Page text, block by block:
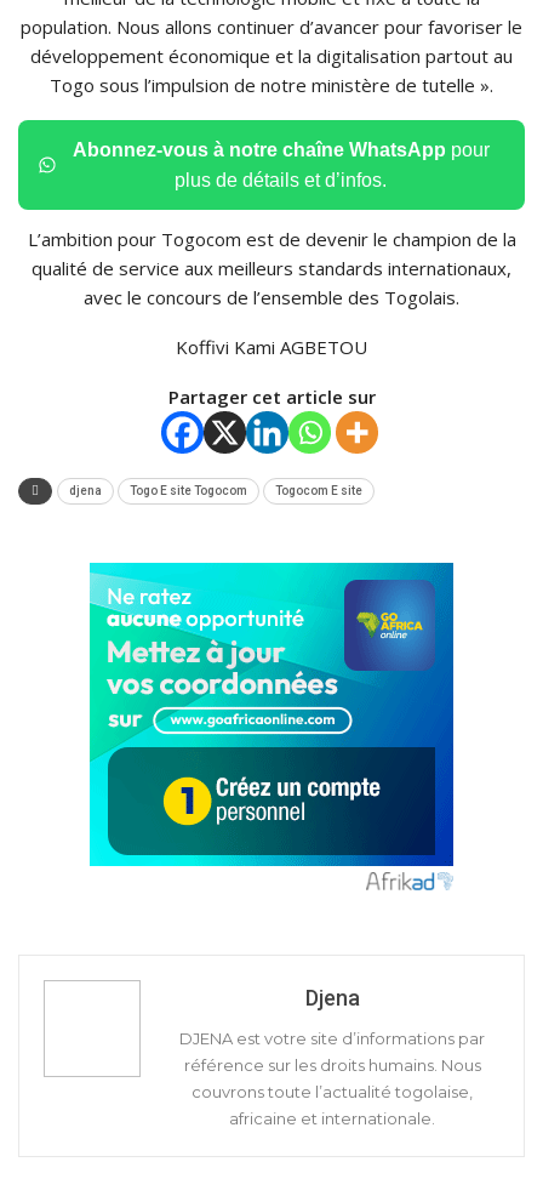
population. Nous allons continuer d’avancer pour favoriser le
développement économique et la digitalisation partout au
Togo sous l’impulsion de notre ministère de tutelle ».
Abonnez-vous à notre chaîne WhatsApp pour
plus de détails et d’infos.
L’ambition pour Togocom est de devenir le champion de la
qualité de service aux meilleurs standards internationaux,
avec le concours de l’ensemble des Togolais.
Koffivi Kami AGBETOU
Partager cet article sur
djena Togo E site Togocom Togocom E site
Djena
DJENA est votre site d’informations par
référence sur les droits humains. Nous
couvrons toute l’actualité togolaise,
africaine et internationale.